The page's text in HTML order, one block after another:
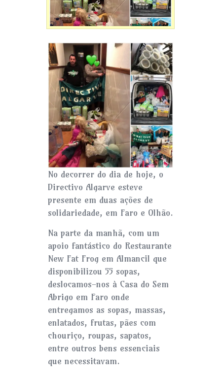
No decorrer do dia de hoje, o
Directivo Algarve esteve
presente em duas ações de
solidariedade, em Faro e Olhão.
Na parte da manhã, com um
apoio fantástico do Restaurante
New Fat Frog em Almancil que
disponibilizou 55 sopas,
deslocamos-nos à Casa do Sem
Abrigo em Faro onde
entregamos as sopas, massas,
enlatados, frutas, pães com
chouriço, roupas, sapatos,
entre outros bens essenciais
que necessitavam.